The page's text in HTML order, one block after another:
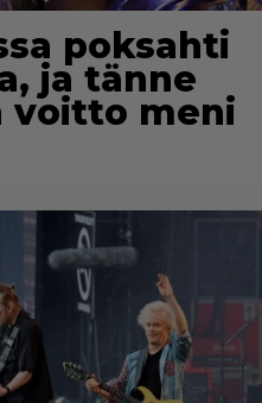
poksahti
ja tänne
voitto meni